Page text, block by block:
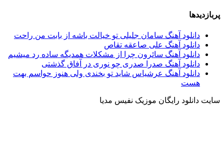
پربازدیدها
دانلود آهنگ سامان جلیلی تو خیالت باشه از بابت من راحت
دانلود آهنگ علی صاعقه تقاص
دانلود آهنگ سائرون چرا از مشکلات همدیگه ساده رد میشیم
دانلود آهنگ صدرا صدری چو نوری در آفاق گذشتی
دانلود آهنگ عرشیاس شاید تو‌ بخندی ولی هنو‌ز حواسم بهت
هست
سایت دانلود رایگان موزیک نفیس مدیا